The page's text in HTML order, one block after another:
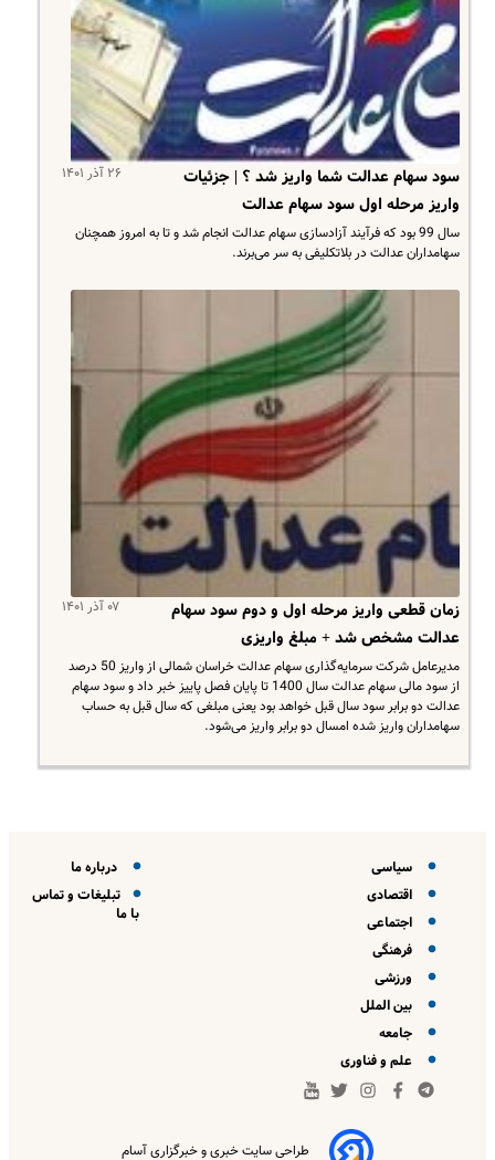
۲۶ آذر ۱۴۰۱
سود سهام عدالت شما واریز شد ؟ | جزئیات
واریز مرحله اول سود سهام عدالت
سال 99 بود که فرآیند آزادسازی سهام عدالت انجام شد و تا به امروز همچنان
سهامداران عدالت در بلاتکلیفی به سر می‌برند.
۰۷ آذر ۱۴۰۱
زمان قطعی واریز مرحله اول و دوم سود سهام
عدالت مشخص شد + مبلغ واریزی
مدیرعامل شرکت سرمایه‌گذاری سهام عدالت خراسان شمالی از واریز 50 درصد
از سود مالی سهام عدالت سال 1400 تا پایان فصل پاییز خبر داد و سود سهام
عدالت دو برابر سود سال قبل خواهد بود یعنی مبلغی که سال قبل به حساب
سهامداران واریز شده امسال دو برابر واریز می‌شود.
سیاسی
اقتصادی
اجتماعی
فرهنگی
ورزشی
بین الملل
جامعه
علم و فناوری
درباره ما
تبلیغات و تماس
با ما
طراحی سایت خبری و خبرگزاری آسام